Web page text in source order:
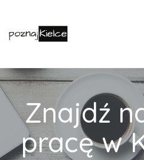
Znajdź
pracę w